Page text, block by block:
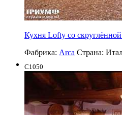
Кухня Lofty со скруглённой
Фабрика: Arca Страна:
C1050